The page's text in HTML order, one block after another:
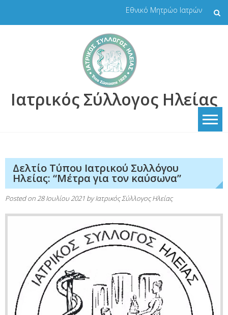
Εθνικό Μητρώο Ιατρών
Ιατρικός Σύλλογος Ηλείας
Δελτίο Τύπου Ιατρικού Συλλόγου
Ηλείας: “Μέτρα για τον καύσωνα”
Posted on 28 Ιουλίου 2021 byΙατρικός Σύλλογος Ηλείας